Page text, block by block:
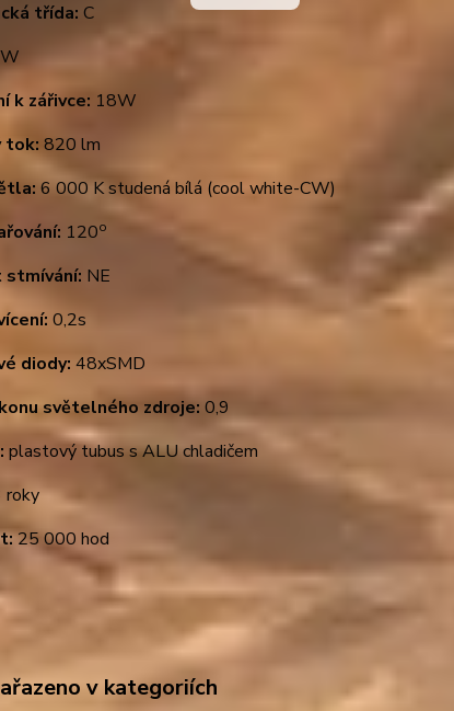
třída: C
k zářivce: 18W
tok: 820 lm
6 000 K studená bílá (cool white-CW)
120o
NE
0,2s
diody: 48xSMD
světelného zdroje: 0,9
plastový tubus s ALU chladičem
25 000 hod
v kategoriích